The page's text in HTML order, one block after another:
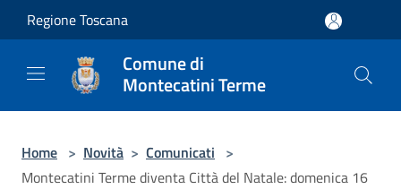
Salta al contenuto principale
Regione Toscana
Comune di
Montecatini Terme
Home > Novità > Comunicati >
Montecatini Terme diventa Città del Natale: domenica 16